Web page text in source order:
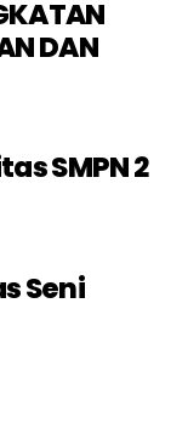
DAN
SMPN 2
Seni